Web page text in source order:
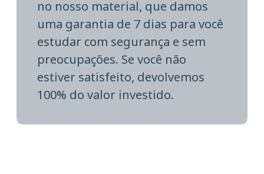
no nosso material, que damos
uma garantia de 7 dias para você
estudar com segurança e sem
preocupações. Se você não
estiver satisfeito, devolvemos
100% do valor investido.